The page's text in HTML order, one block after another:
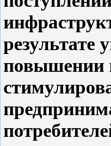
результате
повышении